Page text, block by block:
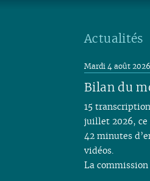
Actualités
Bilan du
Mardi 4 août 2026
15
juillet 2026, ce
42 minutes
vidéos.
La